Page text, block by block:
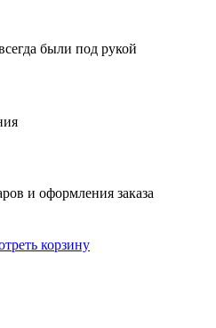
были под рукой
и оформления заказа
корзину